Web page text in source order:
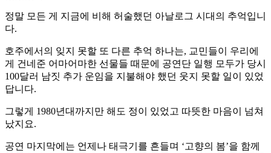
정말 모든 게 지금에 비해 허술했던 아날로그 시대의 추억입니
다.
호주에서의 잊지 못할 또 다른 추억 하나는, 교민들이 우리에
게 건네준 어마어마한 선물들 때문에 공연단 일행 모두가 당시
100달러 남짓 추가 운임을 지불해야 했던 웃지 못할 일이 있었
답니다.
그렇게 1980년대까지만 해도 정이 있었고 따뜻한 마음이 넘쳐
났지요.
공연 마지막에는 언제나 태극기를 흔들며 ‘고향의 봄’을 함께